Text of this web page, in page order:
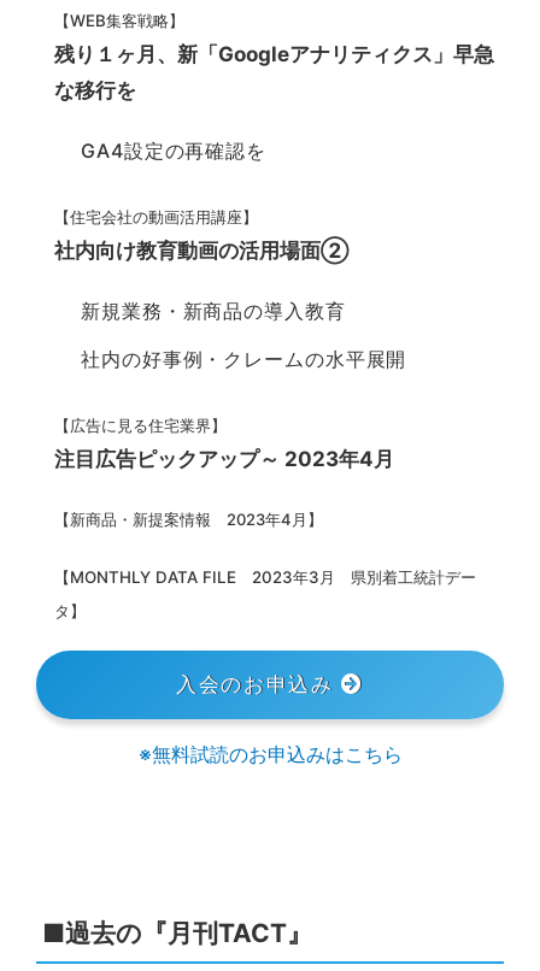
【WEB集客戦略】
残り１ヶ月、新「Googleアナリティクス」早急
な移行を
GA4設定の再確認を
【住宅会社の動画活用講座】
社内向け教育動画の活用場面②
新規業務・新商品の導入教育
社内の好事例・クレームの水平展開
【広告に見る住宅業界】
注目広告ピックアップ～ 2023年4月
【新商品・新提案情報 2023年4月 】
【MONTHLY DATA FILE 2023年3月 県別着工統計デー
タ】
入会のお申込み
※無料試読のお申込みはこちら
■過去の『月刊TACT』